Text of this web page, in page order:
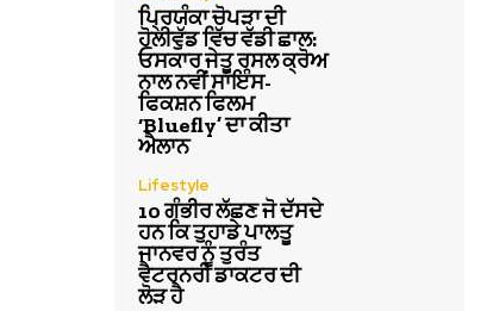
ਪ੍ਰਿਯੰਕਾ ਚੋਪੜਾ ਦੀ
ਹੋਲੀਵੁੱਡ ਵਿੱਚ ਵੱਡੀ ਛਾਲ:
ਓਸਕਾਰ ਜੇਤੂ ਰਸਲ ਕ੍ਰੋਅ
ਨਾਲ ਨਵੀਂ ਸਾਇੰਸ-
ਫਿਕਸ਼ਨ ਫਿਲਮ
‘Bluefly’ ਦਾ ਕੀਤਾ
ਐਲਾਨ
Lifestyle
10 ਗੰਭੀਰ ਲੱਛਣ ਜੋ ਦੱਸਦੇ
ਹਨ ਕਿ ਤੁਹਾਡੇ ਪਾਲਤੂ
ਜਾਨਵਰ ਨੂੰ ਤੁਰੰਤ
ਵੈਟਰਨਰੀ ਡਾਕਟਰ ਦੀ
ਲੋੜ ਹੈ